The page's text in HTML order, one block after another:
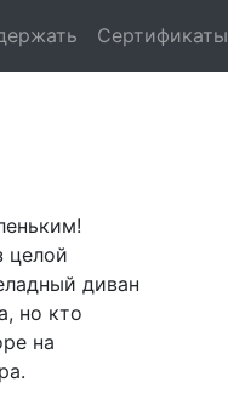
Сертификаты
целой
диван
но кто
на